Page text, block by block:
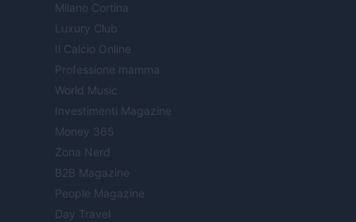
Milano Cortina
Luxury Club
Il Calcio Online
Professione mamma
World Music
Investimenti Magazine
Money 365
Zona Nerd
B2B Magazine
People Magazine
Day Travel